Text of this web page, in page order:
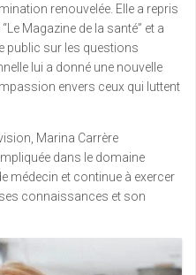
renouvelée. Elle a repris
Magazine de la santé” et a
public sur les questions
lui a donné une nouvelle
envers ceux qui luttent
Marina Carrère
dans le domaine
médecin et continue à exercer
connaissances et son